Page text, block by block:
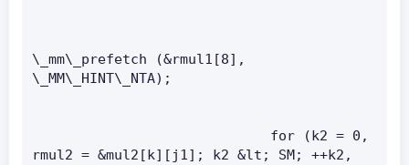
\_mm\_prefetch (&rmul1[8],
\_MM\_HINT\_NTA);
rmul2 = &mul2[k][j1]; k2 &lt; SM; ++k2,